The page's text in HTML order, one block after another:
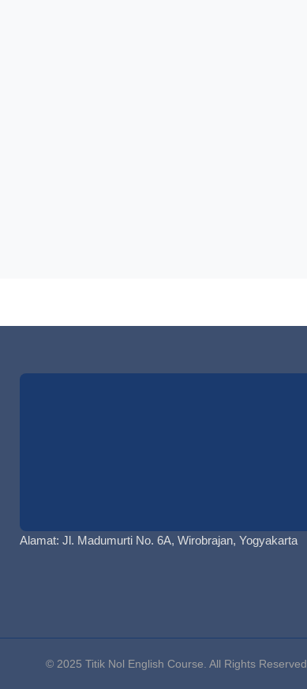
Alamat: Jl. Madumurti No. 6A, Wirobrajan, Yogyakarta
© 2025 Titik Nol English Course. All Rights Reserved.